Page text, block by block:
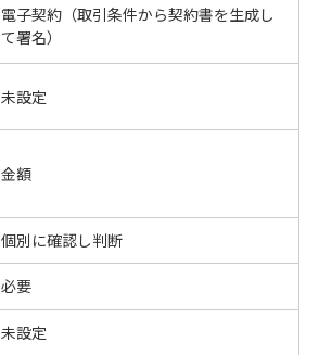
電子契約（取引条件から契約書を生成し
て署名）
未設定
金額
個別に確認し判断
必要
未設定